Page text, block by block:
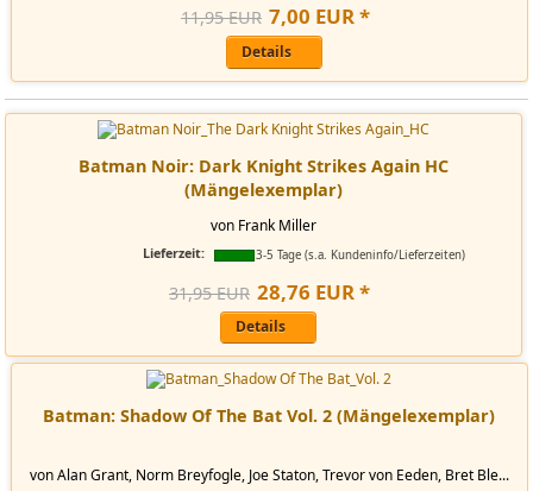
11,95 EUR 7,00 EUR*
Details
Batman Noir: Dark Knight Strikes Again HC
(Mängelexemplar)
von Frank Miller
Lieferzeit: 3-5 Tage (s.a. Kundeninfo/Lieferzeiten)
31,95 EUR 28,76 EUR *
Details
Batman: Shadow Of The Bat Vol. 2 (Mängelexemplar)
von Alan Grant, Norm Breyfogle, Joe Staton, Trevor von Eeden, Bret Ble...